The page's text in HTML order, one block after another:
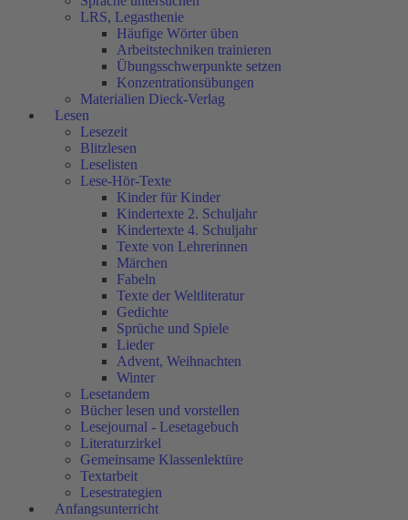
LRS, Legasthenie
Häufige Wörter üben
Arbeitstechniken trainieren
Übungsschwerpunkte setzen
Konzentrationsübungen
Materialien Dieck-Verlag
Lesen
Lesezeit
Blitzlesen
Leselisten
Lese-Hör-Texte
Kinder für Kinder
Kindertexte 2. Schuljahr
Kindertexte 4. Schuljahr
Texte von Lehrerinnen
Märchen
Fabeln
Texte der Weltliteratur
Gedichte
Sprüche und Spiele
Lieder
Advent, Weihnachten
Winter
Lesetandem
Bücher lesen und vorstellen
Lesejournal - Lesetagebuch
Literaturzirkel
Gemeinsame Klassenlektüre
Textarbeit
Lesestrategien
Anfangsunterricht